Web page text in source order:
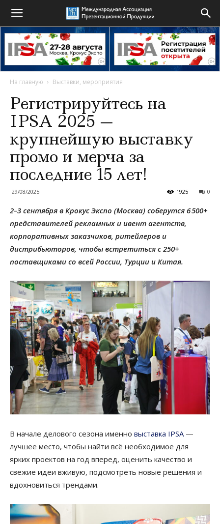
На главную Выставки, мероприятия
Регистрируйтесь на
IPSA 2025 —
крупнейшую выставку
промо и мерча за
последние 15 лет!
29/08/2025 0
1925
2–3 сентября в Крокус Экспо (Москва) соберутся 6 500+
представителей рекламных и ивент агентств,
корпоративных заказчиков, ритейлеров и
дистрибьюторов, чтобы встретиться с 250+
поставщиками со всей России, Турции и Китая.
В начале делового сезона именно выставка IPSA —
лучшее место, чтобы найти всё необходимое для
ярких проектов на год вперед, оценить качество и
свежие идеи вживую, подсмотреть новые решения и
вдохновиться трендами.